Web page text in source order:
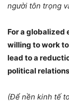
người tôn trọng
For a globalized
willing to work
lead to a
political
(Để nền kinh tế